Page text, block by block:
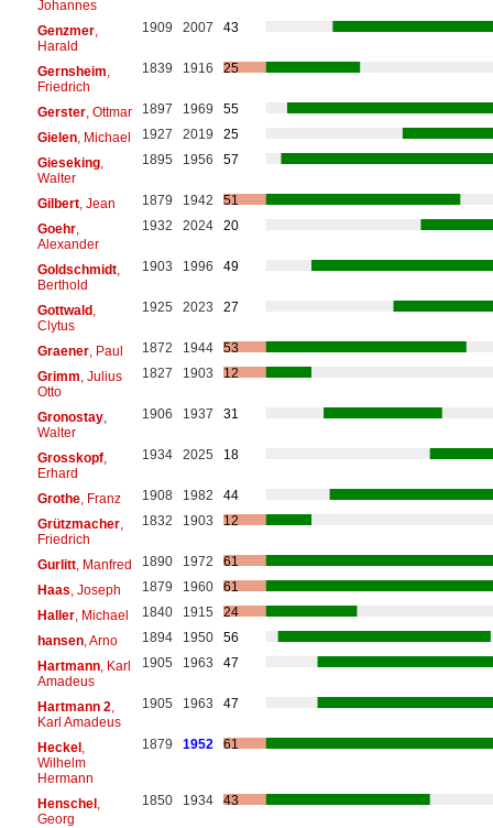
Johannes
Genzmer,
Harald
1909 2007 43
Gernsheim
Friedrich
1839 1916 25
Gerster, Ottmar 1897 1969
55
Gielen, Michael 1927 2019
25
Gieseking,
Walter
1895 1956 57
Gilbert, Jean 1879 1942
51
Goehr,
Alexander
1932 2024 20
Goldschmidt,
Berthold
1903 1996 49
Gottwald,
Clytus
1925 2023 27
Graener, Paul 1872 1944
53
Grimm , Julius
Otto
1827 1903 12
Gronostay,
Walter
1906 1937 31
Grosskopf,
Erhard
1934 2025 18
Grothe, Franz 1908 1982
44
Grützmacher,
Friedrich
1832 1903 12
Gurlitt, Manfred 1890 1972
61
Haas , Joseph 1879 1960
61
Haller, Michael 1840 1915
24
hansen, Arno 1894 1950
56
Hartmann, Karl
Amadeus
1905 1963 47
Hartmann 2
Karl Amadeus
1905 1963 47
Heckel,
Wilhelm
Hermann
1879 1952 61
Henschel,
Georg
1850 1934 43